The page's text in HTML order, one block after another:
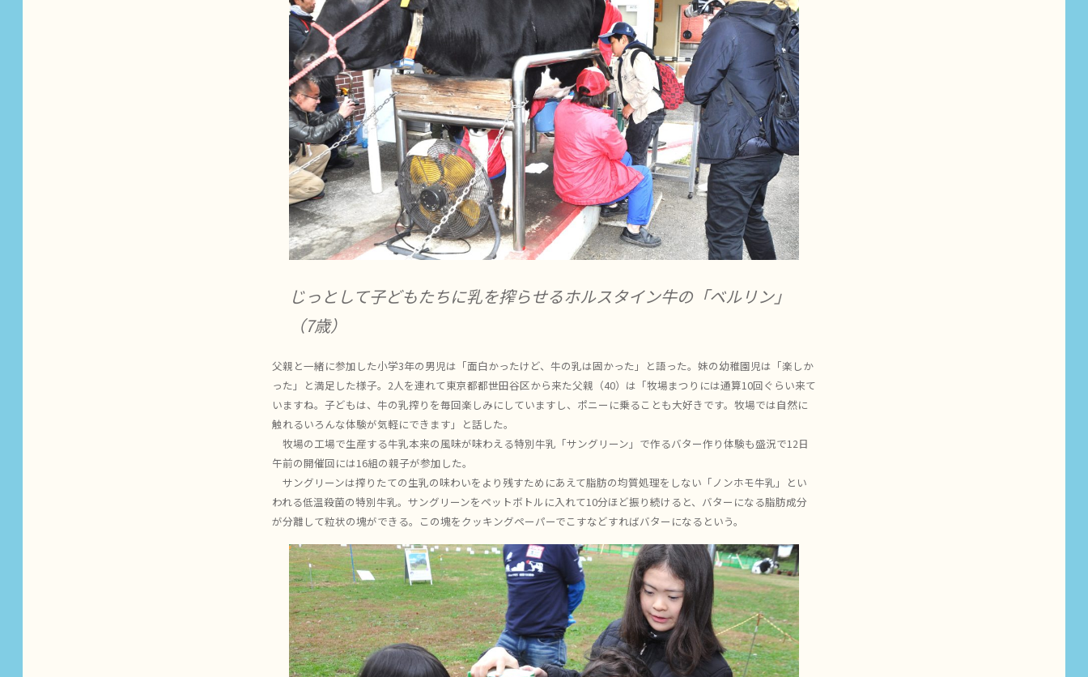
じっとして子どもたちに乳を搾らせるホルスタイン牛の「ベルリン」
（7歳）
父親と一緒に参加した小学3年の男児は「面白かったけど、牛の乳は固かった」と語った。妹の幼稚園児は「楽しか
った」と満足した様子。2人を連れて東京都都世田谷区から来た父親（40）は「牧場まつりには通算10回ぐらい来て
いますね。子どもは、牛の乳搾りを毎回楽しみにしていますし、ポニーに乗ることも大好きです。牧場では自然に
触れるいろんな体験が気軽にできます」と話した。
牧場の工場で生産する牛乳本来の風味が味わえる特別牛乳「サングリーン」で作るバター作り体験も盛況で12日
午前の開催回には16組の親子が参加した。
サングリーンは搾りたての生乳の味わいをより残すためにあえて脂肪の均質処理をしない「ノンホモ牛乳」とい
われる低温殺菌の特別牛乳。サングリーンをペットボトルに入れて10分ほど振り続けると、バターになる脂肪成分
が分離して粒状の塊ができる。この塊をクッキングペーパーでこすなどすればバターになるという。